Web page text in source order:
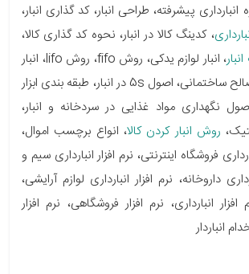
انبارداری پیشرفته، طراحی انبار، کد گذاری انبار،
، کدینگ کالا در انبار، نحوه کد گذاری کالا،
، انبار لوازم یدکی، روش fifo، روش lifo، انبار
مواد غذایی، انبار مصالح ساختمانی، اصول 5s در انبار، طبقه بندی ابزار
نگهداری مواد غذایی در سردخانه و انبار،
روش انبار کردن کالا، انواع برچسب اموال،
فروشگاه اینترنتی، نرم افزار انبارداری سیم و
داروخانه، نرم افزار انبارداری لوازم آرایشی،
انبارداری، نرم افزار فروشگاهی، نرم افزار
انباردار